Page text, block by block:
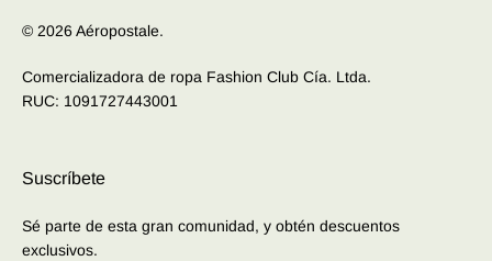
buscan destacar con estilo en cualquier ocasión.
© 2026 Aéropostale.
Comercializadora de ropa Fashion Club Cía. Ltda.
RUC: 1091727443001
Suscríbete
Sé parte de esta gran comunidad, y obtén descuentos
exclusivos.